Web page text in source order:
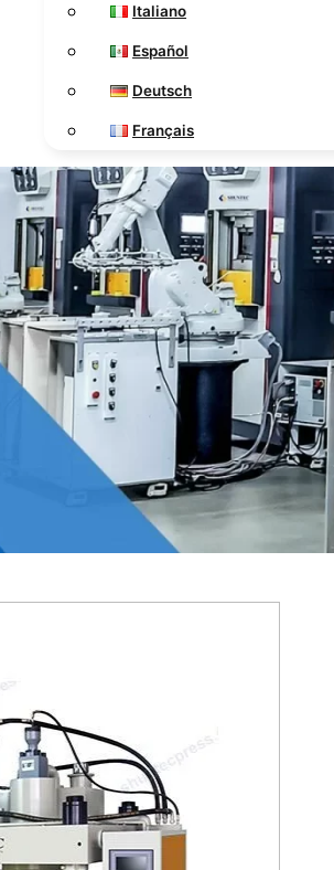
Italiano
Español
Deutsch
Français